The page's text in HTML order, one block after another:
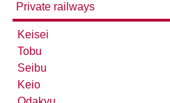
Private railways
Keisei
Tobu
Seibu
Keio